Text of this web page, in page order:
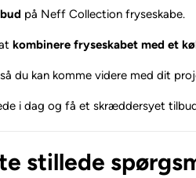
på Neff Collection fryseskabe.
kombinere fryseskabet med et
du kan komme videre med dit
i dag og få et skræddersyet
stillede